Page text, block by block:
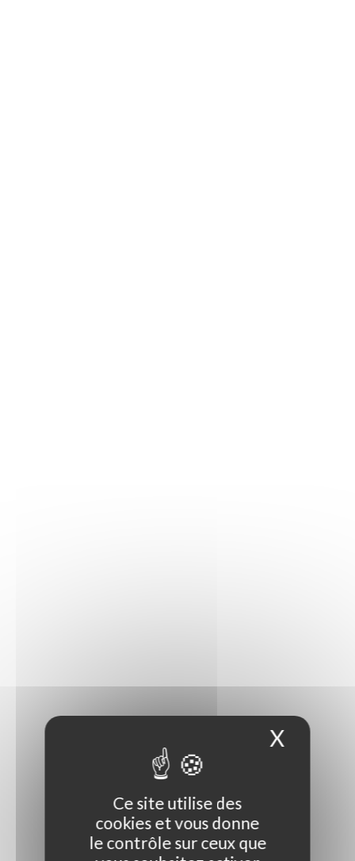
Photo non contractuelle
Guide des tailles
Ce site utilise des
cookies et vous donne
le contrôle sur ceux que
X